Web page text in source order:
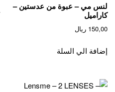
be
product
لنس مي – عبوة من عدستين –
كاراميل
150,00 ريال
إضافة الي السلة